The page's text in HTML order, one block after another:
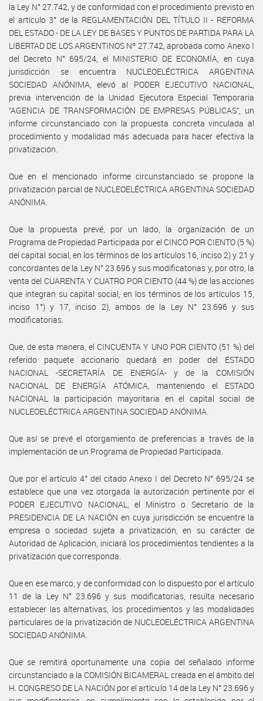
la Ley N° 27.742, y de conformidad con el procedimiento previsto en
el artículo 3° de la REGLAMENTACIÓN DEL TÍTULO II - REFORMA
DEL ESTADO - DE LA LEY DE BASES Y PUNTOS DE PARTIDA PARA LA
LIBERTAD DE LOS ARGENTINOS Nº 27.742, aprobada como Anexo I
del Decreto N° 695/24, el MINISTERIO DE ECONOMÍA, en cuya
jurisdicción se encuentra NUCLEOELÉCTRICA ARGENTINA
SOCIEDAD ANÓNIMA, elevó al PODER EJECUTIVO NACIONAL,
previa intervención de la Unidad Ejecutora Especial Temporaria
“AGENCIA DE TRANSFORMACIÓN DE EMPRESAS PÚBLICAS”, un
informe circunstanciado con la propuesta concreta vinculada al
procedimiento y modalidad más adecuada para hacer efectiva la
privatización.
Que en el mencionado informe circunstanciado se propone la
privatización parcial de NUCLEOELÉCTRICA ARGENTINA SOCIEDAD
ANÓNIMA.
Que la propuesta prevé, por un lado, la organización de un
Programa de Propiedad Participada por el CINCO POR CIENTO (5 %)
del capital social, en los términos de los artículos 16, inciso 2) y 21 y
concordantes de la Ley N° 23.696 y sus modificatorias y, por otro, la
venta del CUARENTA Y CUATRO POR CIENTO (44 %) de las acciones
que integran su capital social, en los términos de los artículos 15,
inciso 1°) y 17, inciso 2), ambos de la Ley N° 23.696 y sus
modificatorias.
Que, de esta manera, el CINCUENTA Y UNO POR CIENTO (51 %) del
referido paquete accionario quedará en poder del ESTADO
NACIONAL -SECRETARÍA DE ENERGÍA- y de la COMISIÓN
NACIONAL DE ENERGÍA ATÓMICA, manteniendo el ESTADO
NACIONAL la participación mayoritaria en el capital social de
NUCLEOELÉCTRICA ARGENTINA SOCIEDAD ANÓNIMA.
Que así se prevé el otorgamiento de preferencias a través de la
implementación de un Programa de Propiedad Participada.
Que por el artículo 4° del citado Anexo I del Decreto N° 695/24 se
establece que una vez otorgada la autorización pertinente por el
PODER EJECUTIVO NACIONAL, el Ministro o Secretario de la
PRESIDENCIA DE LA NACIÓN en cuya jurisdicción se encuentre la
empresa o sociedad sujeta a privatización, en su carácter de
Autoridad de Aplicación, iniciará los procedimientos tendientes a la
privatización que corresponda.
Que en ese marco, y de conformidad con lo dispuesto por el artículo
11 de la Ley N° 23.696 y sus modificatorias, resulta necesario
establecer las alternativas, los procedimientos y las modalidades
particulares de la privatización de NUCLEOELÉCTRICA ARGENTINA
SOCIEDAD ANÓNIMA.
Que se remitirá oportunamente una copia del señalado informe
circunstanciado a la COMISIÓN BICAMERAL creada en el ámbito del
H. CONGRESO DE LA NACIÓN por el artículo 14 de la Ley N° 23.696 y